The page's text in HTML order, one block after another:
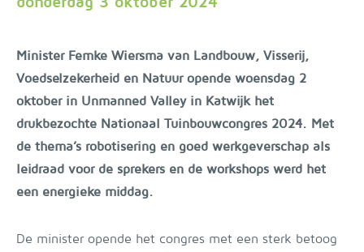
Minister Femke Wiersma van Landbouw, Visserij,
Voedselzekerheid en Natuur opende woensdag 2
oktober in Unmanned Valley in Katwijk het
drukbezochte Nationaal Tuinbouwcongres 2024. Met
de thema’s robotisering en goed werkgeverschap als
leidraad voor de sprekers en de workshops werd het
een energieke middag.
De minister opende het congres met een sterk betoog